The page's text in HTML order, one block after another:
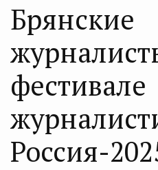
Брянские
фестивале
Россия-